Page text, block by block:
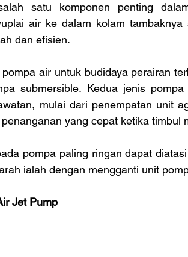
satu komponen penting
air ke dalam kolam
dan efisien.
air untuk budidaya perairan
submersible. Kedua jenis
mulai dari penempatan unit
yang cepat ketika timbul
pompa paling ringan dapat
ialah dengan mengganti unit
Jet Pump